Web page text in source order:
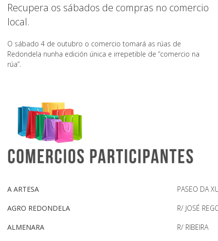
Recupera os sábados de compras no comercio
local.
O sábado 4 de outubro o comercio tomará as rúas de
Redondela nunha edición única e irrepetible de “comercio na
rúa”.
A ARTESA PASEO DA
AGRO REDONDELA R/ JOSÉ
ALMENARA R/ RIBEIRA